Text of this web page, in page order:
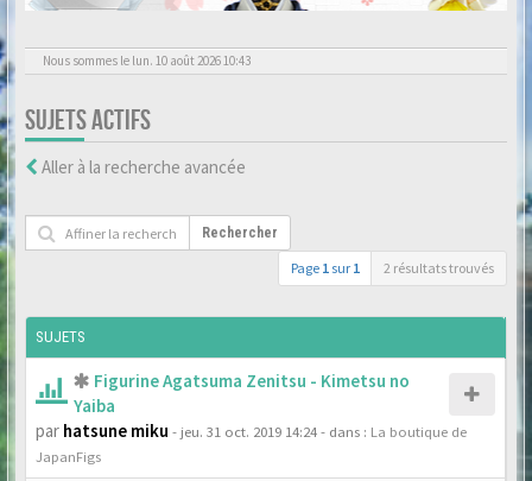
Nous sommes le lun. 10 août 2026 10:43
SUJETS ACTIFS
Aller à la recherche avancée
Rechercher
Page 1 sur 1 2 résultats trouvés
SUJETS
Figurine Agatsuma Zenitsu - Kimetsu no
Yaiba
par hatsune miku - jeu. 31 oct. 2019 14:24- dans : La boutique de
JapanFigs